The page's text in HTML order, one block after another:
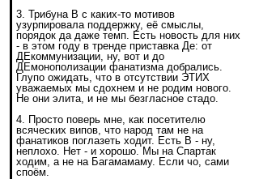
3. Трибуна В с каких-то мотивов
узурпировала поддержку, её смыслы,
порядок да даже темп. Есть новость для них
- в этом году в тренде приставка Де: от
ДЕкоммунизации, ну, вот и до
ДЕмонополизации фанатизма добрались.
Глупо ожидать, что в отсутствии ЭТИХ
уважаемых мы сдохнем и не родим нового.
Не они элита, и не мы безгласное стадо.
4. Просто поверь мне, как посетителю
всяческих випов, что народ там не на
фанатиков поглазеть ходит. Есть В - ну,
неплохо. Нет - и хорошо. Мы на Спартак
ходим, а не на Багамамаму. Если чо, сами
споём.